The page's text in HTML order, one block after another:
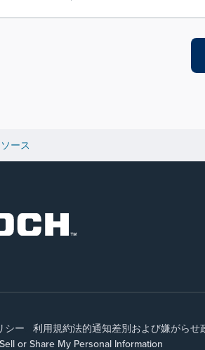
ース
シー 利用規約法的通知差別および嫌がらせ
or Share My Personal Information